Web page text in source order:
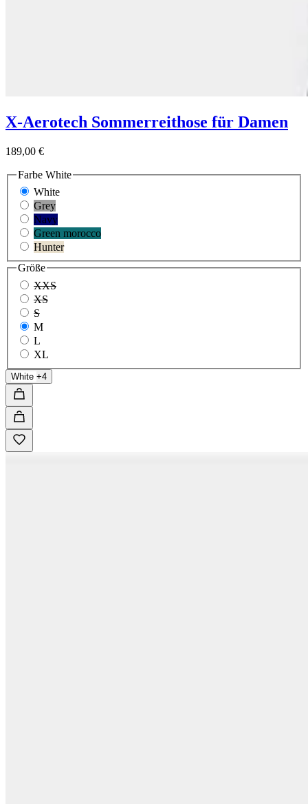
X-Aerotech Sommerreithose für Damen
189,00 €
Farbe White
White
Grey
Navy
Green morocco
Hunter
Größe
XXS
XS
S
M
L
XL
White +4